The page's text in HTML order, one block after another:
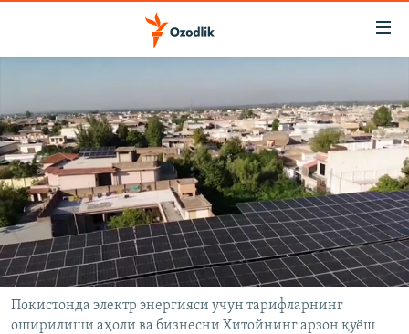
Асосий
навигацияга
ўтинг
Қидиришга
ўтинг
OZODVIDEO
OZODARXIV
На русском
ИЖТИМОИЙ ТАРМОҚЛАР
Покистонда электр энергияси учун тарифларнинг
оширилиши аҳоли ва бизнесни Хитойнинг арзон қуёш